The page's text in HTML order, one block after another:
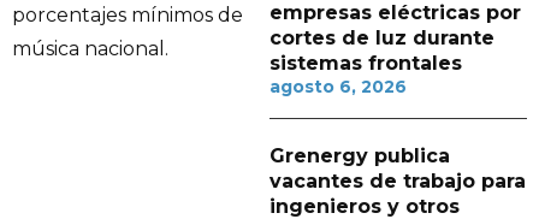
porcentajes mínimos de
música nacional.
empresas eléctricas por
cortes de luz durante
sistemas frontales
agosto 6, 2026
Grenergy publica
vacantes de trabajo para
ingenieros y otros